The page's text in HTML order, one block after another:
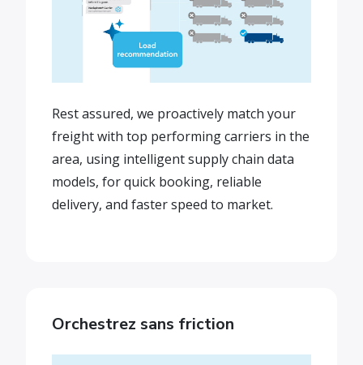
Rest assured, we proactively match your
freight with top performing carriers in the
area, using intelligent supply chain data
models, for quick booking, reliable
delivery, and faster speed to market.
Orchestrez sans friction